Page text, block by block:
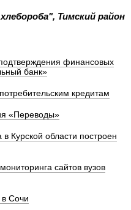
Тимский район
финансовых
банк»
кредитам
«Переводы»
Курской области построен
сайтов вузов
Сочи